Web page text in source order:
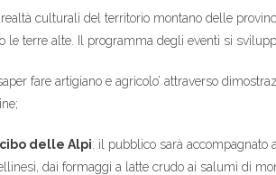
culturali del territorio montano delle
le terre alte. Il programma degli eventi si
fare artigiano e agricolo’ attraverso
cibo delle Alpi: il pubblico sarà accompagnato
dai formaggi a latte crudo ai salumi di